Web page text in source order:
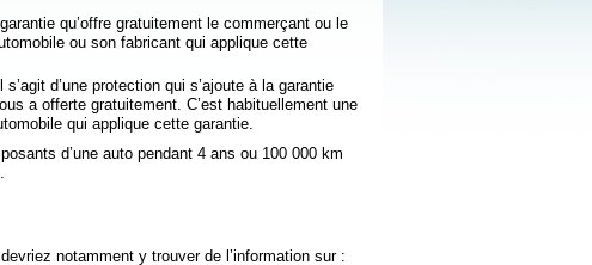
qu’offre gratuitement le commerçant ou le
ou son fabricant qui applique cette
d’une protection qui s’ajoute à la garantie
a offerte gratuitement. C’est habituellement une
qui applique cette garantie.
d’une auto pendant 4 ans ou 100 000 km
notamment y trouver de l’information sur :